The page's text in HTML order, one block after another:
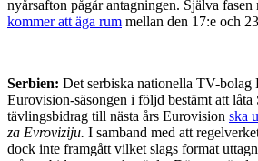
nyårsafton pågår antagningen. Själva fasen
kommer att äga rum mellan den 17:e och
Serbien: Det serbiska nationella TV-bolag
Eurovision-säsongen i följd bestämt att låta
tävlingsbidrag till nästa års Eurovision ska
za Evroviziju. I samband med att
dock inte framgått vilket slags format